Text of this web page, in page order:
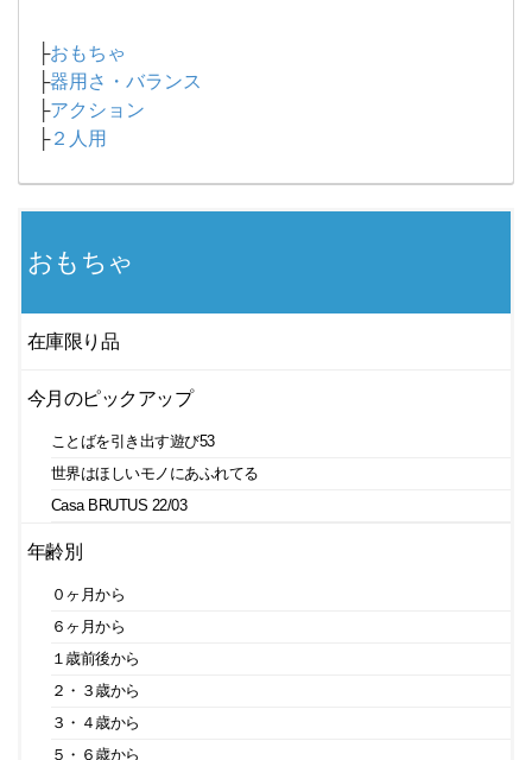
├おもちゃ
├器用さ・バランス
├アクション
├２人用
おもちゃ
在庫限り品
今月のピックアップ
ことばを引き出す遊び53
世界はほしいモノにあふれてる
Casa BRUTUS 22/03
年齢別
０ヶ月から
６ヶ月から
１歳前後から
２・３歳から
３・４歳から
５・６歳から